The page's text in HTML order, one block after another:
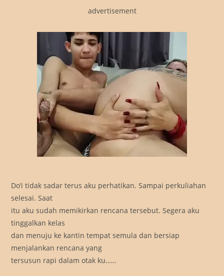
advertisement
Do’i tidak sadar terus aku perhatikan. Sampai perkuliahan
selesai. Saat
itu aku sudah memikirkan rencana tersebut. Segera aku
tinggalkan kelas
dan menuju ke kantin tempat semula dan bersiap
menjalankan rencana yang
tersusun rapi dalam otak ku……